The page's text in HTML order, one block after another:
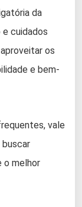
da
e cuidados
os
e bem-
vale
buscar
o melhor